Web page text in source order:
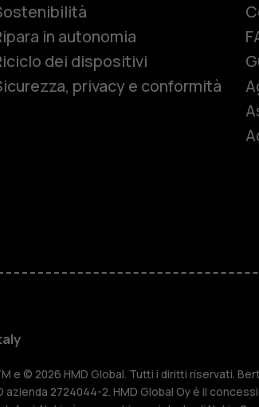
Terra M
imprese
in autonomia
dei dispositivi
privacy e conformità
e © 2026 HMD Global. Tutti i diritti riservati.
azienda 2724044-2. HMD Global Oy è il